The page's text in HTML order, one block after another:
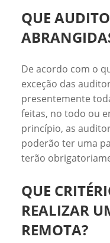
QUE
De acordo com o
exceção das
presentemente
feitas, no todo ou
princípio, as
poderão ter uma
terão
QUE
REALIZAR
REMOTA?